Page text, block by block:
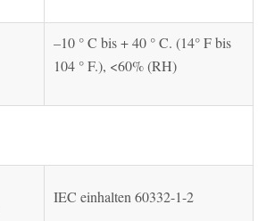
–10 ° C bis + 40 ° C. (14° F bis
104 ° F.), <60% (RH)
IEC einhalten 60332-1-2